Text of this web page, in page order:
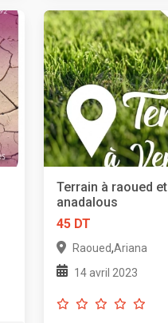
Terrain à raoued
anadalous
45 DT
Raoued,Ariana
14 avril 2023